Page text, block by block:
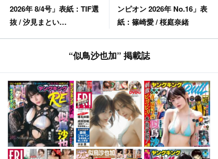
2026年 8/4号」表紙：TIF選
抜 / 汐見まとい
ンピオン 2026年 No.16」表
紙：篠崎愛 / 桜庭奈緒
“似鳥沙也加” 掲載誌